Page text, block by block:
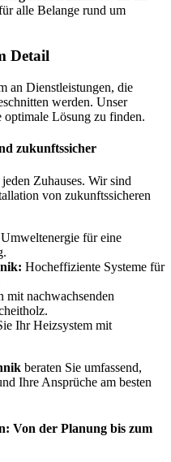
alle Belange rund um
Detail
an Dienstleistungen, die
werden. Unser
optimale Lösung zu finden.
zukunftssicher
Zuhauses. Wir sind
von zukunftssicheren
für eine
Hocheffiziente Systeme für
mit nachwachsenden
Ihr Heizsystem mit
beraten Sie umfassend,
Ihre Ansprüche am besten
Von der Planung bis zum